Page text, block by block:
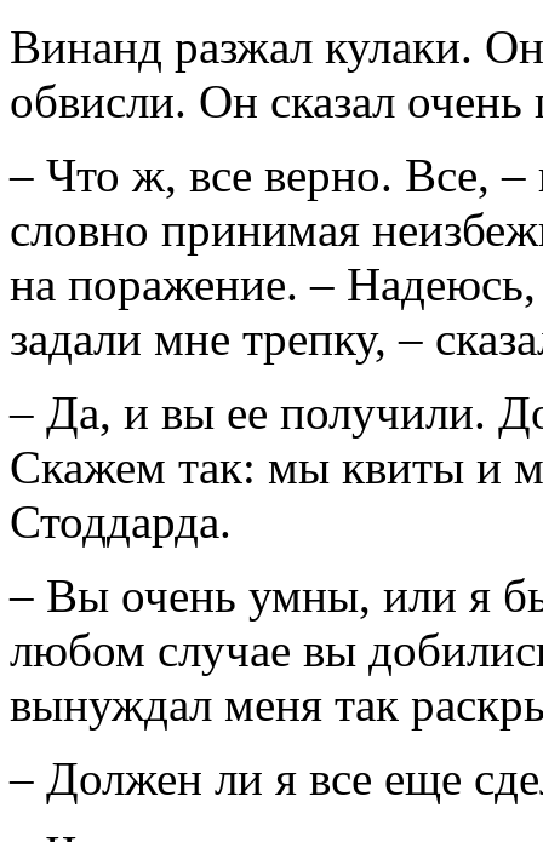
Винанд разжал кулаки.
обвисли. Он сказал очень
– Что ж, все верно. Все, –
словно принимая
на поражение. –
задали мне трепку, –
– Да, и вы ее получили.
Скажем так: мы квиты и
Стоддарда.
– Вы очень умны, или я
любом случае вы
вынуждал меня так
– Должен ли я все еще